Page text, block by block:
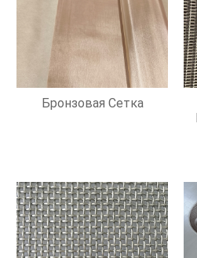
Бронзовая Сетка